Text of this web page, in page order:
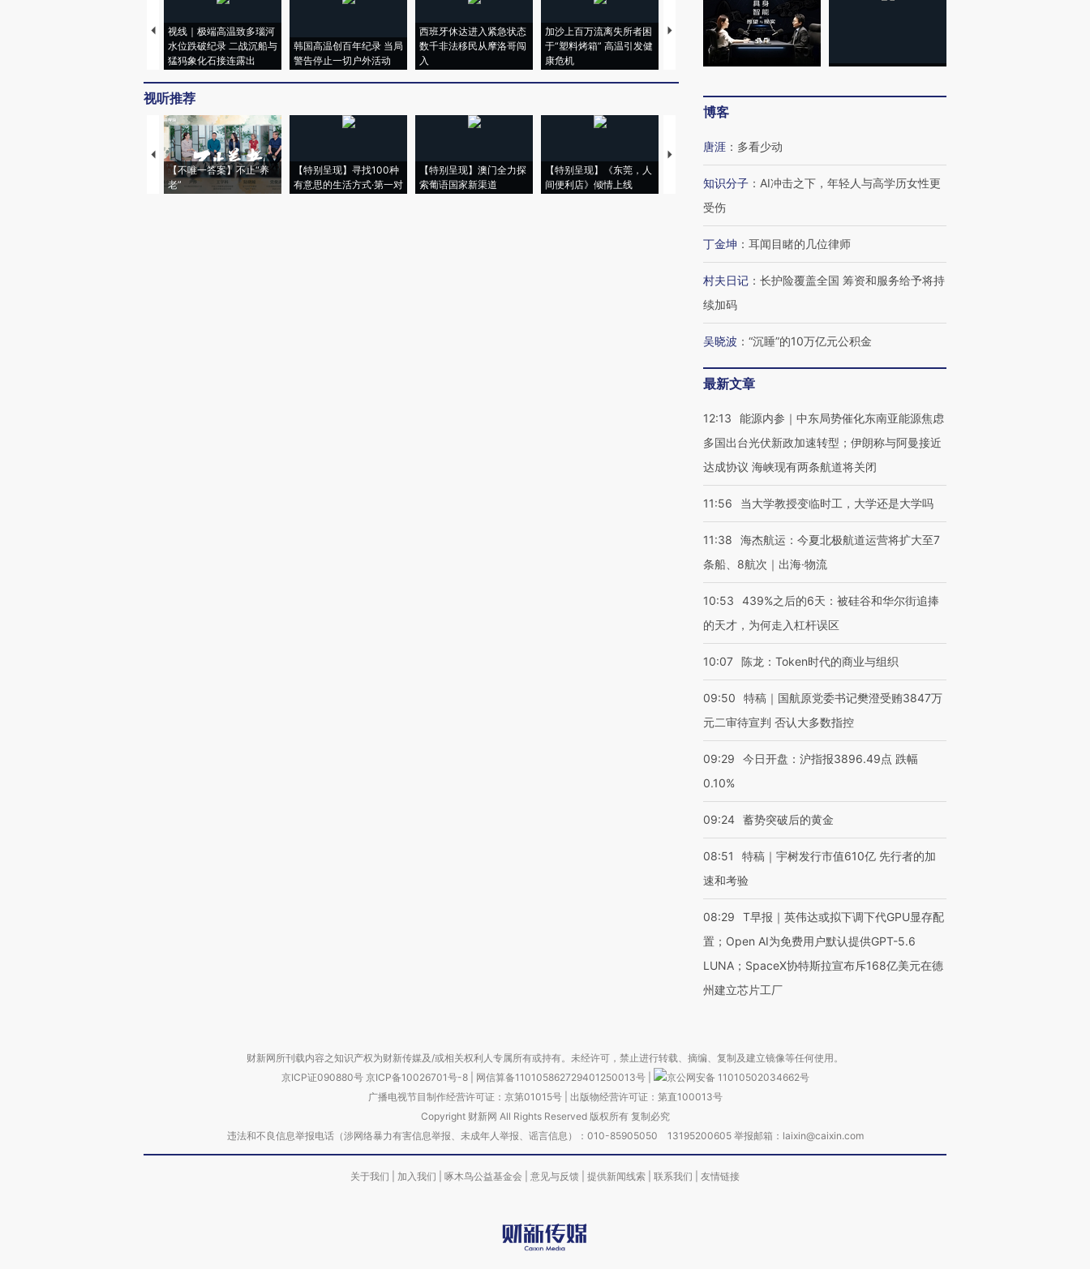
视线｜极端高温致多瑙河
水位跌破纪录 二战沉船与
猛犸象化石接连露出
韩国高温创百年纪录 当局
警告停止一切户外活动
西班牙休达进入紧急状态
数千非法移民从摩洛哥闯
入
加沙上百万流离失所者困
于“塑料烤箱” 高温引发健
康危机
视线｜HYROX的吸金
术：是什么让中产们甘
心“花钱找虐”？
马航飞行员跨国走私7万
粒摇头丸 尿检体内含3种
育部长拱下台
视听推荐
【不唯一答案】不止“养
老”
【特别呈现】寻找100种
有意思的生活方式·第一对
【特别呈现】澳门全力探
索葡语国家新渠道
【特别呈现】《东莞，人
间便利店》倾情上线
【推广】走进第四届链博
有意思的生活方式·第三对
住三大增长引擎是什么？
博客
唐涯 ： 多看少动
知识分子 ： AI冲击之下，年轻人与高学历女性更
受伤
丁金坤 ： 耳闻目睹的几位律师
村夫日记 ： 长护险覆盖全国 筹资和服务给予将持
续加码
吴晓波 ： “沉睡”的10万亿元公积金
最新文章
12:13
能源内参｜中东局势催化东南亚能源焦虑
多国出台光伏新政加速转型；伊朗称与阿曼接近
达成协议 海峡现有两条航道将关闭
11:56 当大学教授变临时工，大学还是大学吗
11:38
海杰航运：今夏北极航道运营将扩大至7
条船、8航次｜出海·物流
10:53
439%之后的6天：被硅谷和华尔街追捧
的天才，为何走入杠杆误区
10:07 陈龙：Token时代的商业与组织
09:50
特稿｜国航原党委书记樊澄受贿3847万
元二审待宣判 否认大多数指控
09:29
今日开盘：沪指报3896.49点 跌幅
0.10%
09:24 蓄势突破后的黄金
08:51
特稿｜宇树发行市值610亿 先行者的加
速和考验
08:29
T早报｜英伟达或拟下调下代GPU显存配
置；Open AI为免费用户默认提供GPT-5.6
LUNA；SpaceX协特斯拉宣布斥168亿美元在德
州建立芯片工厂
财新网所刊载内容之知识产权为财新传媒及/或相关权利人专属所有或持有。未经许可，禁止进行转载、摘编、复制及建立镜像等任何使用。
京ICP证090880号 京ICP备10026701号-8 网信算备110105862729401250013号
京公网安备 11010502034662号
广播电视节目制作经营许可证：京第01015号| 出版物经营许可证：第直100013号
Copyright 财新网 All Rights Reserved 版权所有 复制必究
违法和不良信息举报电话（涉网络暴力有害信息举报、未成年人举报、谣言信息）：010-85905050 13195200605 举报邮箱：laixin@caixin.com
关于我们 加入我们 啄木鸟公益基金会 意见与反馈 提供新闻线索 联系我们 友情链接